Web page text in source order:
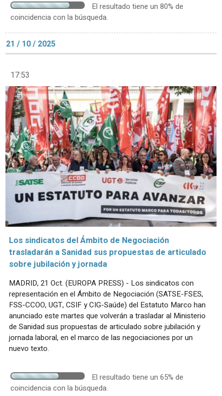
El resultado tiene un 80% de
coincidencia con la búsqueda.
21 / 10 / 2025
17:53
Los sindicatos del Ámbito de Negociación
trasladarán a Sanidad sus propuestas de articulado
sobre jubilación y jornada
MADRID, 21 Oct. (EUROPA PRESS) - Los sindicatos con
representación en el Ámbito de Negociación (SATSE-FSES,
FSS-CCOO, UGT, CSIF y CIG-Saúde) del Estatuto Marco han
anunciado este martes que volverán a trasladar al Ministerio
de Sanidad sus propuestas de articulado sobre jubilación y
jornada laboral, en el marco de las negociaciones por un
nuevo texto.
El resultado tiene un 65% de
coincidencia con la búsqueda.